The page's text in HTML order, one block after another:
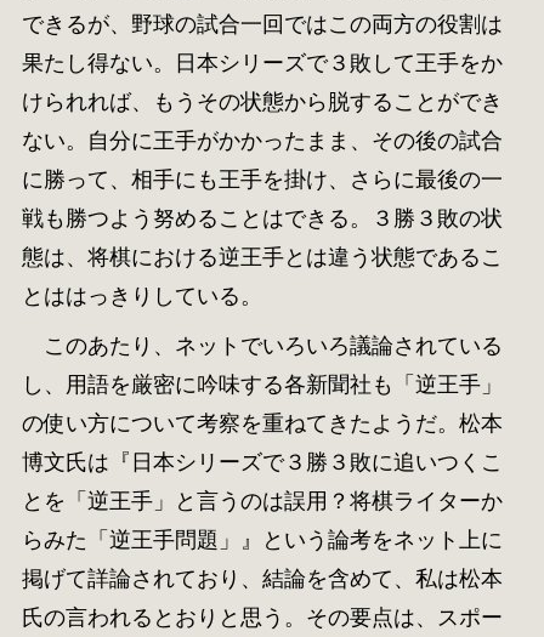
できるが、野球の試合一回ではこの両方の役割は
果たし得ない。日本シリーズで３敗して王手をか
けられれば、もうその状態から脱することができ
ない。自分に王手がかかったまま、その後の試合
に勝って、相手にも王手を掛け、さらに最後の一
戦も勝つよう努めることはできる。３勝３敗の状
態は、将棋における逆王手とは違う状態であるこ
とははっきりしている。
このあたり、ネットでいろいろ議論されている
し、用語を厳密に吟味する各新聞社も「逆王手」
の使い方について考察を重ねてきたようだ。松本
博文氏は『日本シリーズで３勝３敗に追いつくこ
とを「逆王手」と言うのは誤用？将棋ライターか
らみた「逆王手問題」』という論考をネット上に
掲げて詳論されており、結論を含めて、私は松本
氏の言われるとおりと思う。その要点は、スポー